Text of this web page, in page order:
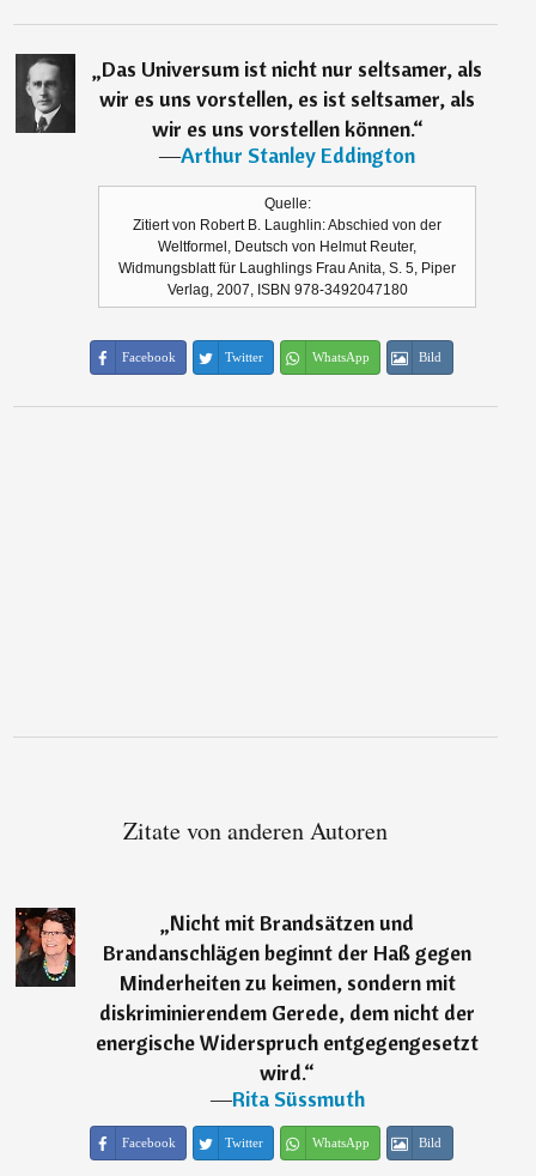
„Das Universum ist nicht nur seltsamer, als
wir es uns vorstellen, es ist seltsamer, als
wir es uns vorstellen können.“
―Arthur Stanley Eddington
Quelle:
Zitiert von Robert B. Laughlin: Abschied von der
Weltformel, Deutsch von Helmut Reuter,
Widmungsblatt für Laughlings Frau Anita, S. 5, Piper
Verlag, 2007, ISBN 978-3492047180
Facebook Twitter WhatsApp Bild
Zitate von anderen Autoren
„Nicht mit Brandsätzen und
Brandanschlägen beginnt der Haß gegen
Minderheiten zu keimen, sondern mit
diskriminierendem Gerede, dem nicht der
energische Widerspruch entgegengesetzt
wird.“
―Rita Süssmuth
Facebook Twitter WhatsApp Bild